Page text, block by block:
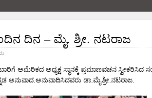
ದಿನ – ಮೈ. ಶ್ರೀ. ನಟರಾಜ
ಅಮೆರಿಕದ ಅಧ್ಯಕ್ಷ ಸ್ಥಾನಕ್ಕೆ ಪ್ರಮಾಣವಚನ ಸ್ವೀಕರಿಸಿದ
ಅನುವಾದ.ಅನುವಾದಿಸಿದವರು ಡಾ.ಮೈಶ್ರೀ.ನಟರಾಜ.